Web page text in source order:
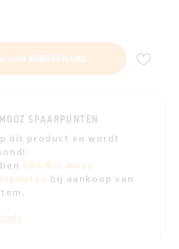
AAN WINKELMAND
SPAARPUNTEN
dit product en wordt
600 Miz Mooz
bij aankoop van
info